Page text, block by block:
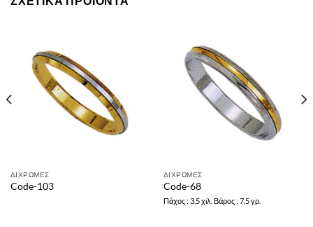
ΔΙΧΡΩΜΕΣ
Code-103
ΔΙΧΡΩΜΕΣ
Code-68
Πάχος : 3,5 χιλ. Βάρος : 7,5 γρ.